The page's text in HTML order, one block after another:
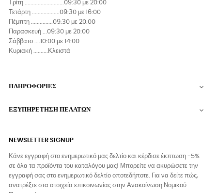
Τρίτη ...........................09:30 με 20:00
Τετάρτη ...................09:30 με 16:00
Πέμπτη ...............09:30 με 20:00
Παρασκευή ...09:30 με 20:00
Σάββατο ....10:00 με 14:00
Κυριακή ..........Κλειστά
ΠΛΗΡΟΦΟΡΙΕΣ 
ΕΞΥΠΗΡΕΤΗΣΗ ΠΕΛΑΤΩΝ 
NEWSLETTER SIGNUP
Κάνε εγγραφή στο ενημερωτικό μας δελτίο και κέρδισε έκπτωση -5%
σε όλα τα προϊόντα του καταλόγου μας! Μπορείτε να ακυρώσετε την
εγγραφή σας στο ενημερωτικό δελτίο οποτεδήποτε. Για να δείτε πώς,
ανατρέξτε στα στοιχεία επικοινωνίας στην Ανακοίνωση Νομικού